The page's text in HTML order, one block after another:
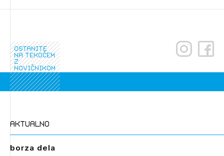
ostanite
na tekočem
z
novičnikom
aktualno
borza dela